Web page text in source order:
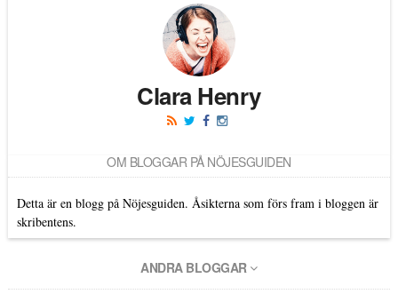
Clara Henry
OM BLOGGAR PÅ NÖJESGUIDEN
Detta är en blogg på Nöjesguiden. Åsikterna som förs fram i bloggen är
skribentens.
ANDRA BLOGGAR